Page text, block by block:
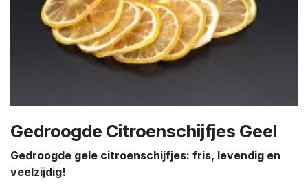
Gedroogde Citroenschijfjes Geel
Gedroogde gele citroenschijfjes: fris, levendig en
veelzijdig!